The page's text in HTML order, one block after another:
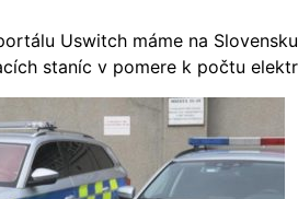
Uswitch máme na
staníc v pomere k počtu